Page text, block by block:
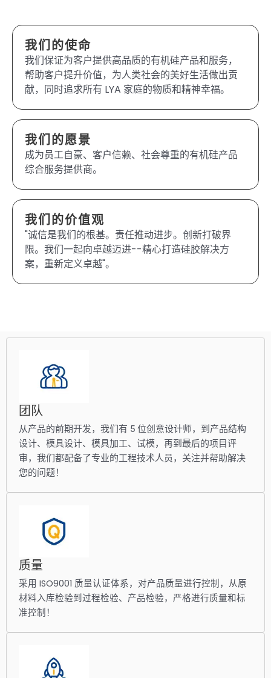
我们的使命
我们保证为客户提供高品质的有机硅产品和服务，
帮助客户提升价值，为人类社会的美好生活做出贡
献，同时追求所有 LYA 家庭的物质和精神幸福。
我们的愿景
成为员工自豪、客户信赖、社会尊重的有机硅产品
综合服务提供商。
我们的价值观
"诚信是我们的根基。责任推动进步。创新打破界
限。我们一起向卓越迈进--精心打造硅胶解决方
案，重新定义卓越"。
团队
从产品的前期开发，我们有 5 位创意设计师，到产品结构
设计、模具设计、模具加工、试模，再到最后的项目评
审，我们都配备了专业的工程技术人员，关注并帮助解决
您的问题！
质量
采用 ISO9001 质量认证体系，对产品质量进行控制，从原
材料入库检验到过程检验、产品检验，严格进行质量和标
准控制！